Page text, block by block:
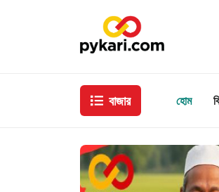
বাজার হোম